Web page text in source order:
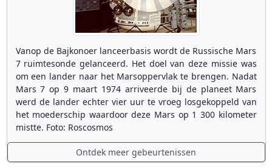
Vanop de Bajkonoer lanceerbasis wordt de Russische Mars
7 ruimtesonde gelanceerd. Het doel van deze missie was
om een lander naar het Marsoppervlak te brengen. Nadat
Mars 7 op 9 maart 1974 arriveerde bij de planeet Mars
werd de lander echter vier uur te vroeg losgekoppeld van
het moederschip waardoor deze Mars op 1 300 kilometer
mistte. Foto: Roscosmos
Ontdek meer gebeurtenissen